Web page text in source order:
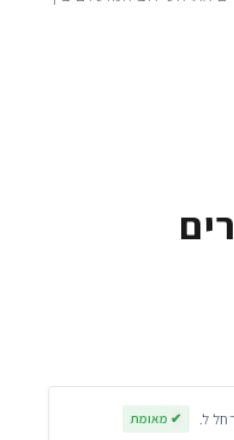
רחל ל. ✔ מאומת